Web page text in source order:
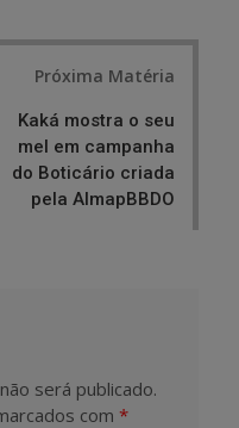
Próxima Matéria
Kaká mostra o seu
mel em campanha
do Boticário criada
pela AlmapBBDO
será publicado.
com *